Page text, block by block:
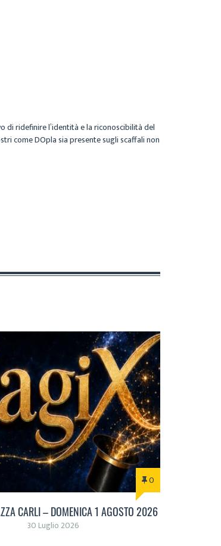
di ridefinire l’identità e la riconoscibilità del
come DOpla sia presente sugli scaffali non
0
CARLI – DOMENICA 1 AGOSTO 2026
30 Luglio 2026